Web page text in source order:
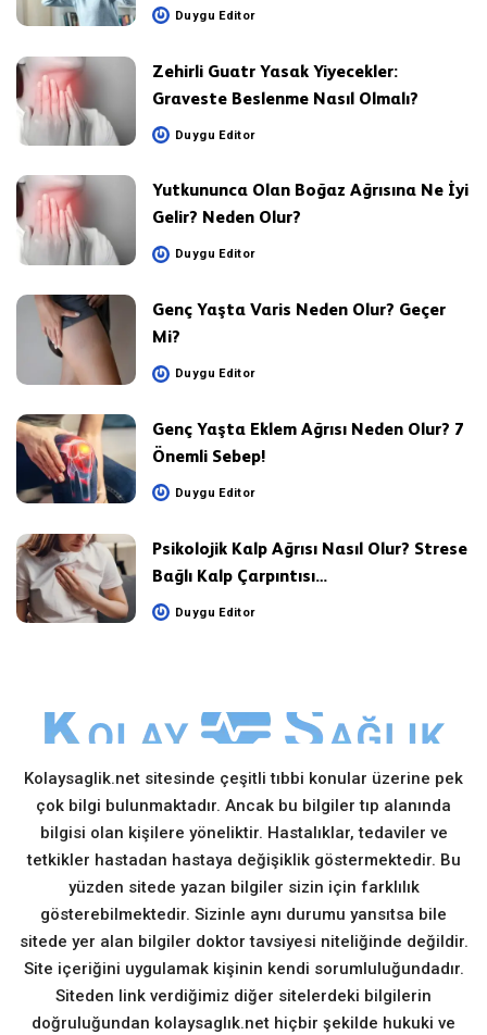
PostedDuygu Editor
Zehirli Guatr Yasak Yiyecekler:
Graveste Beslenme Nasıl Olmalı?
PostedDuygu Editor
Yutkununca Olan Boğaz Ağrısına Ne İyi
Gelir? Neden Olur?
PostedDuygu Editor
Genç Yaşta Varis Neden Olur? Geçer
Mi?
PostedDuygu Editor
Genç Yaşta Eklem Ağrısı Neden Olur? 7
Önemli Sebep!
PostedDuygu Editor
Psikolojik Kalp Ağrısı Nasıl Olur? Strese
Bağlı Kalp Çarpıntısı…
PostedDuygu Editor
Kolaysaglik.net sitesinde çeşitli tıbbi konular üzerine pek
çok bilgi bulunmaktadır. Ancak bu bilgiler tıp alanında
bilgisi olan kişilere yöneliktir. Hastalıklar, tedaviler ve
tetkikler hastadan hastaya değişiklik göstermektedir. Bu
yüzden sitede yazan bilgiler sizin için farklılık
gösterebilmektedir. Sizinle aynı durumu yansıtsa bile
sitede yer alan bilgiler doktor tavsiyesi niteliğinde değildir.
Site içeriğini uygulamak kişinin kendi sorumluluğundadır.
Siteden link verdiğimiz diğer sitelerdeki bilgilerin
doğruluğundan kolaysaglık.net hiçbir şekilde hukuki ve